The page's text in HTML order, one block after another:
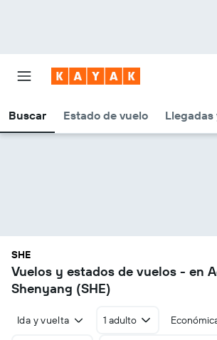
Buscar Estado de vuelo Llegadas
SHE
Vuelos y estados de vuelos - en
Shenyang (SHE)
Ida y vuelta 1 adulto